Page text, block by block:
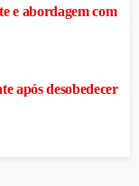
e abordagem com
após desobedecer